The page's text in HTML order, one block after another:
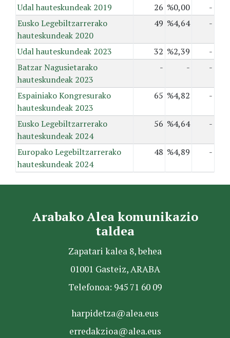
Udal hauteskundeak 2019 26 %0,00
-
Eusko Legebiltzarrerako
hauteskundeak 2020
49 %4,64 -
Udal hauteskundeak 2023 32 %2,39
-
Batzar Nagusietarako
hauteskundeak 2023
- - -
Espainiako Kongresurako
hauteskundeak 2023
65 %4,82 -
Eusko Legebiltzarrerako
hauteskundeak 2024
56 %4,64 -
Europako Legebiltzarrerako
hauteskundeak 2024
48 %4,89 -
Arabako Alea komunikazio
taldea
Zapatari kalea 8, behea
01001 Gasteiz, ARABA
Telefonoa: 945 71 60 09
harpidetza@alea.eus
erredakzioa@alea.eus